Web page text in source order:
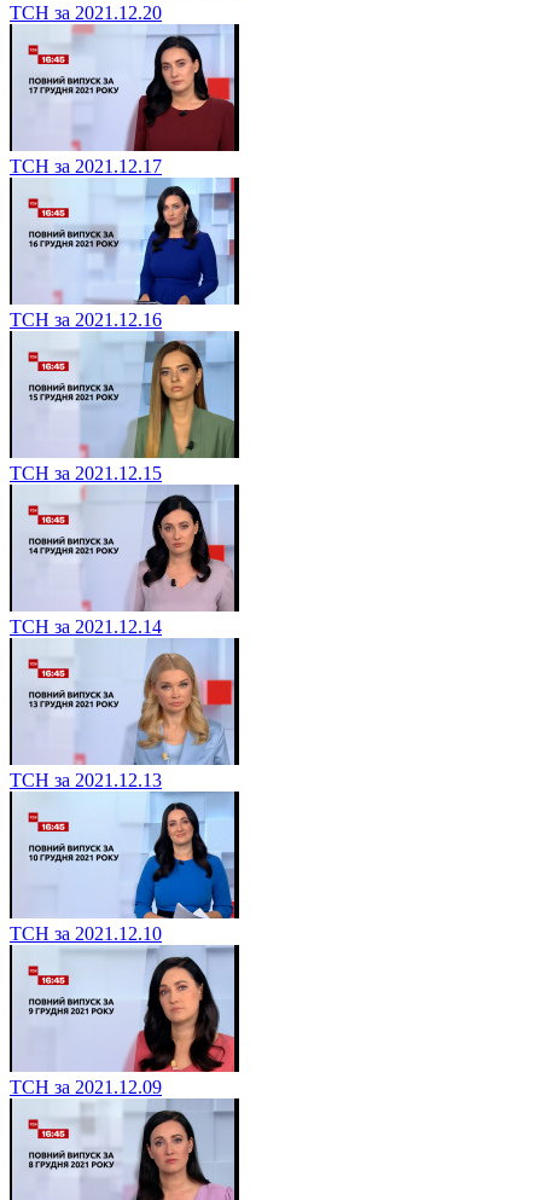
ТСН за 2021.12.20
ТСН за 2021.12.17
ТСН за 2021.12.16
ТСН за 2021.12.15
ТСН за 2021.12.14
ТСН за 2021.12.13
ТСН за 2021.12.10
ТСН за 2021.12.09